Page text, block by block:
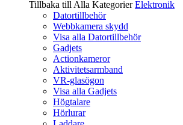
Tillbaka till Alla Kategorier Elektronik
Datortillbehör
Webbkamera skydd
Visa alla Datortillbehör
Gadjets
Actionkameror
Aktivitetsarmband
VR-glasögon
Visa alla Gadjets
Högtalare
Hörlurar